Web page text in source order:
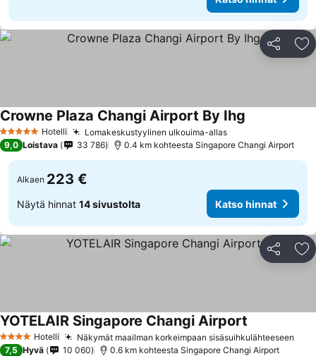
Jaa
5 Tähtiluokitus
Hotelli Lomakeskustyylinen ulkouima-allas
Crowne Plaza Changi Airport By Ihg
9,0 Loistava 33 786 0.4 km kohteesta Singapore Changi Airport
Alkaen 223 €
Näytä hinnat 14 sivustolta Katso hinnat
Jaa
4 Tähtiluokitus
Hotelli Näkymät maailman korkeimpaan sisäsuihkulähteeseen
YOTELAIR Singapore Changi Airport
7,5 Hyvä 10 060 0.6 km kohteesta Singapore Changi Airport